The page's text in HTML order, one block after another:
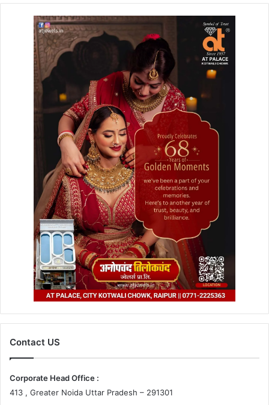
Contact US
Corporate Head Office :
413 , Greater Noida Uttar Pradesh – 291301